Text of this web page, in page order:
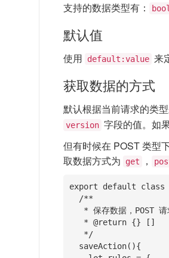
支持的数据类型有：
默认值
使用 default:value 来
获取数据的方式
默认根据当前请求的类
version 字段的值。如
但有时候在 POST 类型
取数据方式为
get ，
export default class